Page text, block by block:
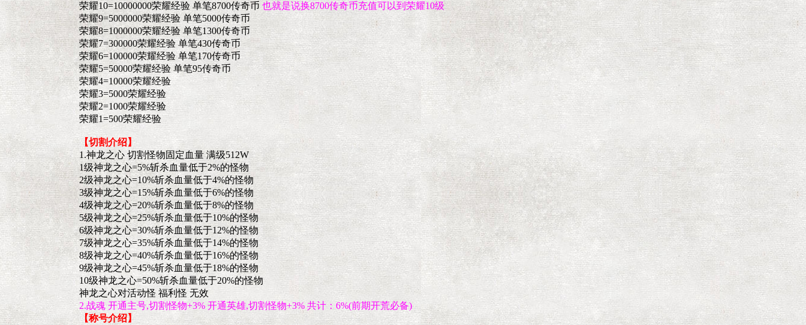
荣耀10=10000000荣耀经验 单笔8700传奇币 也就是说换8700传奇币充值可以到荣耀10级
荣耀9=5000000荣耀经验 单笔5000传奇币
荣耀8=1000000荣耀经验 单笔1300传奇币
荣耀7=300000荣耀经验 单笔430传奇币
荣耀6=100000荣耀经验 单笔170传奇币
荣耀5=50000荣耀经验 单笔95传奇币
荣耀4=10000荣耀经验
荣耀3=5000荣耀经验
荣耀2=1000荣耀经验
荣耀1=500荣耀经验
【切割介绍】
1.神龙之心 切割怪物固定血量 满级512W
1级神龙之心=5%斩杀血量低于2%的怪物
2级神龙之心=10%斩杀血量低于4%的怪物
3级神龙之心=15%斩杀血量低于6%的怪物
4级神龙之心=20%斩杀血量低于8%的怪物
5级神龙之心=25%斩杀血量低于10%的怪物
6级神龙之心=30%斩杀血量低于12%的怪物
7级神龙之心=35%斩杀血量低于14%的怪物
8级神龙之心=40%斩杀血量低于16%的怪物
9级神龙之心=45%斩杀血量低于18%的怪物
10级神龙之心=50%斩杀血量低于20%的怪物
神龙之心对活动怪 福利怪 无效
2.战魂 开通主号,切割怪物+3% 开通英雄,切割怪物+3% 共计：6%(前期开荒必备)
【称号介绍】